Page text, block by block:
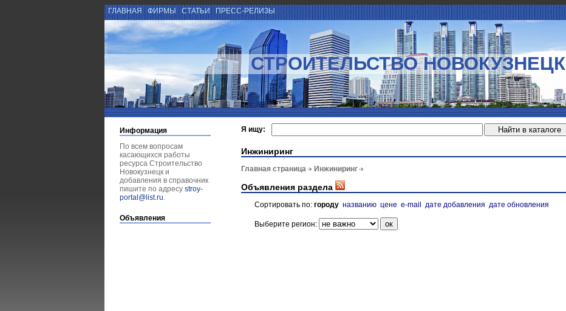
ГЛАВНАЯ ФИРМЫ СТАТЬИ ПРЕСС-РЕЛИЗЫ
СТРОИТЕЛЬСТВО НОВОКУЗНЕЦК
Информация
По всем вопросам
касающихся работы
ресурса Строительство
Новокузнецк и
добавления в справочник
пишите по адресу stroy-
portal@list.ru.
Объявления
Я ищу:
Инжиниринг
Главная страница Инжиниринг
Объявления раздела
Сортировать по: городу названию цене e-mail дате добавления дате обновления
Выберите регион: